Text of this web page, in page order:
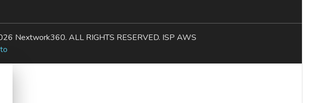
Nextwork360. ALL RIGHTS RESERVED. ISP AWS